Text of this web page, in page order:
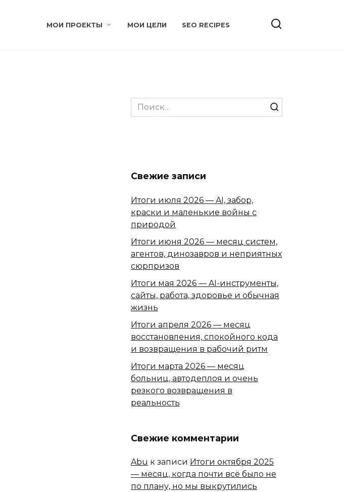
МОИ ПРОЕКТЫ МОИ ЦЕЛИ SEO RECIPES
Search
for:
Свежие записи
Итоги июля 2026 — AI, забор,
краски и маленькие войны с
природой
Итоги июня 2026 — месяц систем,
агентов, динозавров и неприятных
сюрпризов
Итоги мая 2026 — AI-инструменты,
сайты, работа, здоровье и обычная
жизнь
Итоги апреля 2026 — месяц
восстановления, спокойного кода
и возвращения в рабочий ритм
Итоги марта 2026 — месяц
больниц, автодеплоя и очень
резкого возвращения в
реальность
Свежие комментарии
Abu к записи Итоги октября 2025
— месяц, когда почти всё было не
по плану, но мы выкрутились